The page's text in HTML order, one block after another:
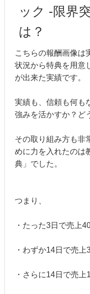
ック -限界
は？
こちらの報酬画像は
状況から特典を用意
が出来た実績です。
実績も、信頼も何も
強みを活かすか？ど
その取り組み方も非
めに力を入れたのは
典」でした。
つまり、
・たった3日で売上
・わずか14日で売
・さらに14日で売